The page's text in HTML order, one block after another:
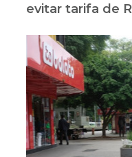
evitar tarifa de